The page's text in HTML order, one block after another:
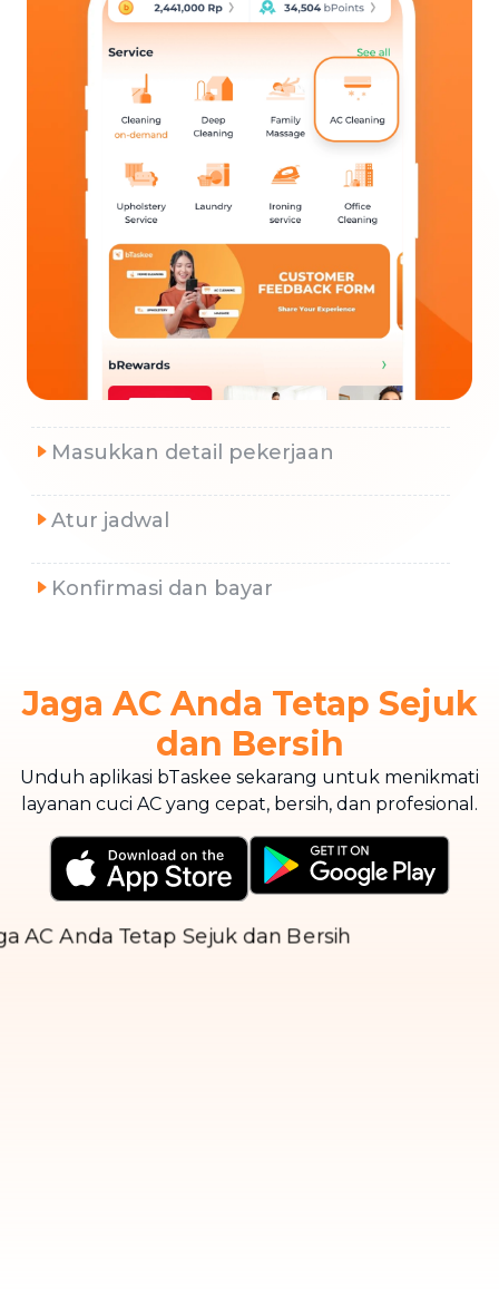
Masukkan detail pekerjaan
Atur jadwal
Konfirmasi dan bayar
Jaga AC Anda Tetap Sejuk
dan Bersih
Unduh aplikasi bTaskee sekarang untuk menikmati
layanan cuci AC yang cepat, bersih, dan profesional.